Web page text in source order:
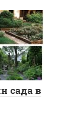
сада в